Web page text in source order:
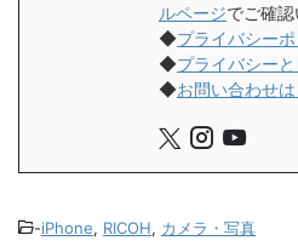
ルページでご確
◆プライバシー
◆プライバシー
◆お問い合わせ
-iPhone, RICOH, カメラ・写真